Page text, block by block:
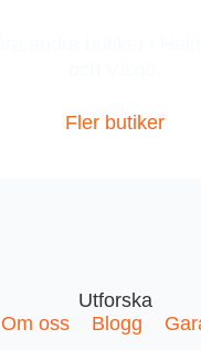
Fler butiker
Utforska
Om oss
Blogg